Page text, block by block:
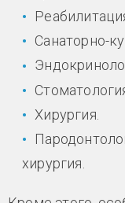
Санаторно-
Хирургия.
хирургия.